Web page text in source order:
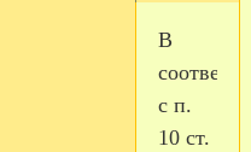
В
с п.
10 ст.